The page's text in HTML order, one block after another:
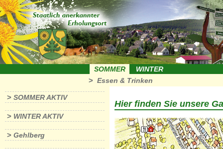
SOMMER WINTER
> Essen & Trinken
> SOMMER AKTIV
> WINTER AKTIV
> Gehlberg
Hier finden Sie unsere